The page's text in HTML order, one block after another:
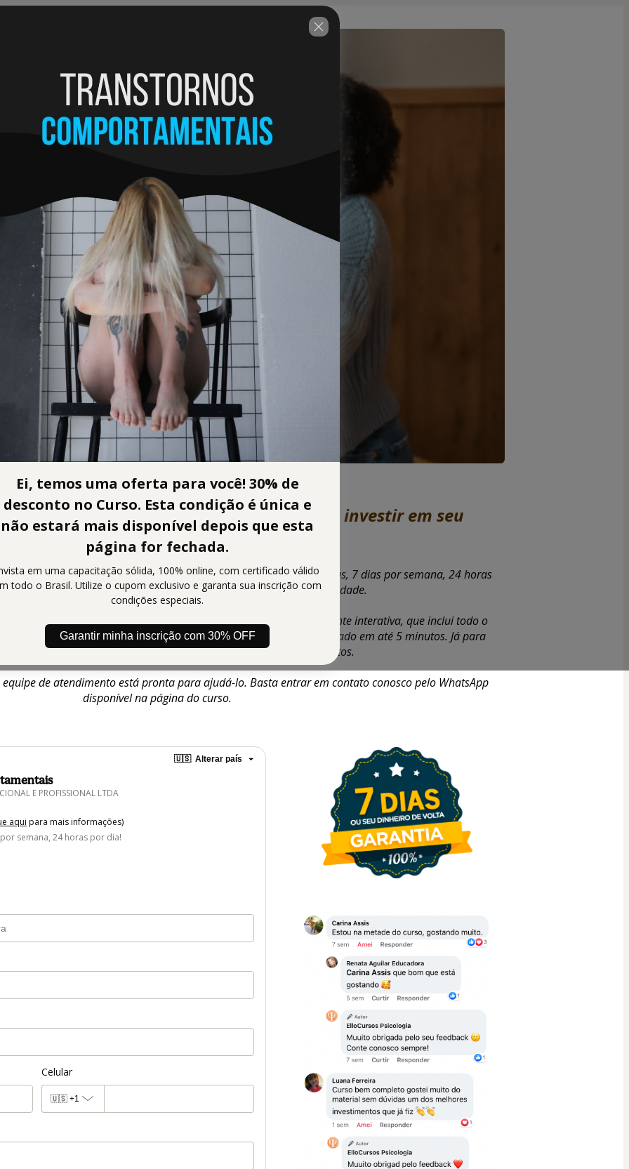
Ei, temos uma oferta para você! 30% de
desconto no Curso. Esta condição é única e
não estará mais disponível depois que esta
página for fechada.
em uma capacitação sólida, 100% online, com certificado válido
todo o Brasil. Utilize o cupom exclusivo e garanta sua inscrição com
condições especiais.
Garantir minha inscrição com 30% OFF
de aprimorar seus conhecimentos e investir em seu
Inscreva-se agora e comece a estudar!
única, sem mensalidades ou taxas extras. Com acesso por 365 dias, 7 dias por semana, 24 horas
pode estudar no seu próprio ritmo e de acordo com sua disponibilidade.
, você receberá um e-mail com acesso à nossa plataforma totalmente interativa, que inclui todo o
Se você optar pelo pagamento via PIX, seu acesso será liberado em até 5 minutos. Já para
com cartão de crédito, seu acesso será liberado em até 20 minutos.
de atendimento está pronta para ajudá-lo. Basta entrar em contato conosco pelo WhatsApp
disponível na página do curso.
🇺🇸 Alterar país
E PROFISSIONAL LTDA
aqui para mais informações)
semana, 24 horas por dia!
Celular
🇺🇸 +1